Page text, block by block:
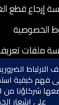
إرجاع قطع
الخصوصية
ملفات تعريف